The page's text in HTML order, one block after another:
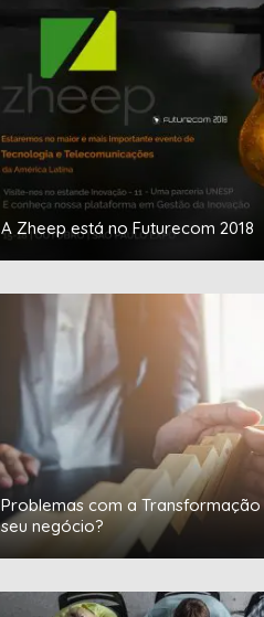
A Zheep está no Futurecom 2018
Problemas com a
seu negócio?